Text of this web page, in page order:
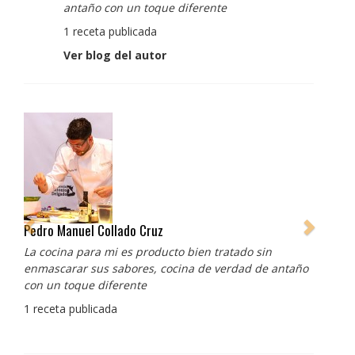
antaño con un toque diferente
1 receta publicada
Ver blog del autor
Pedro Manuel Collado Cruz
La cocina para mi es producto bien tratado sin
enmascarar sus sabores, cocina de verdad de antaño
con un toque diferente
1 receta publicada